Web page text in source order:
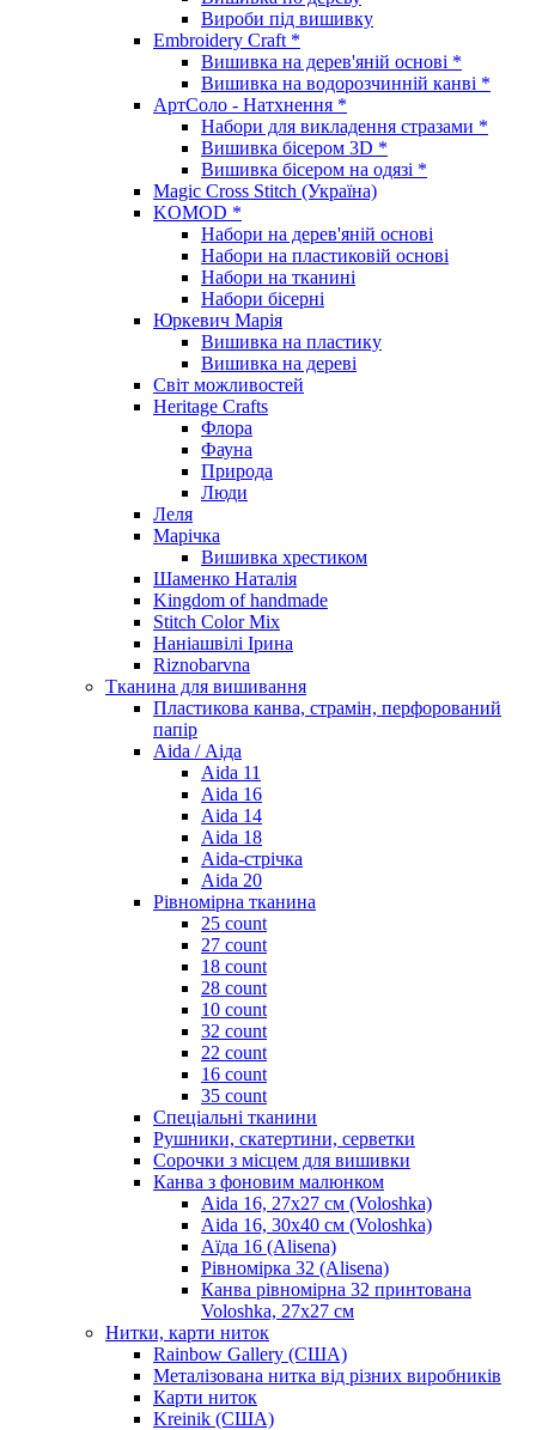
Вироби під вишивку
Embroidery Craft *
Вишивка на дерев'яній основі *
Вишивка на водорозчинній канві *
АртСоло - Натхнення *
Набори для викладення стразами *
Вишивка бісером 3D *
Вишивка бісером на одязі *
Magic Cross Stitch (Україна)
KOMOD *
Набори на дерев'яній основі
Набори на пластиковій основі
Набори на тканині
Набори бісерні
Юркевич Марія
Вишивка на пластику
Вишивка на дереві
Світ можливостей
Heritage Crafts
Флора
Фауна
Природа
Люди
Леля
Марічка
Вишивка хрестиком
Шаменко Наталія
Kingdom of handmade
Stitch Color Mix
Наніашвілі Ірина
Riznobarvna
Тканина для вишивання
Пластикова канва, страмін, перфорований
папір
Aida / Аіда
Aida 11
Aida 16
Aida 14
Aida 18
Aida-стрічка
Aida 20
Рівномірна тканина
25 count
27 count
18 count
28 count
10 count
32 count
22 count
16 count
35 count
Спеціальні тканини
Рушники, скатертини, серветки
Сорочки з місцем для вишивки
Канва з фоновим малюнком
Aida 16, 27х27 см (Voloshka)
Aida 16, 30х40 см (Voloshka)
Аїда 16 (Alisena)
Рівномірка 32 (Alisena)
Канва рівномірна 32 принтована
Voloshka, 27х27 см
Нитки, карти ниток
Rainbow Gallery (США)
Металізована нитка від різних виробників
Карти ниток
Kreinik (США)